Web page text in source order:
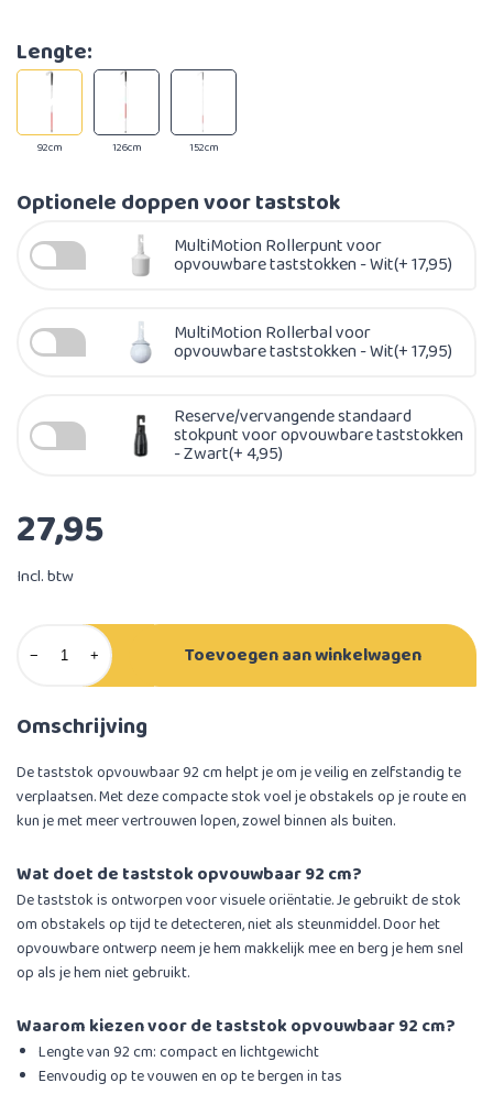
Lengte:
92cm 126cm 152cm
Optionele doppen voor taststok
MultiMotion Rollerpunt voor
opvouwbare taststokken - Wit(+ 17,95)
MultiMotion Rollerbal voor
opvouwbare taststokken - Wit(+ 17,95)
Reserve/vervangende standaard
stokpunt voor opvouwbare taststokken
- Zwart(+ 4,95)
27,95
Incl. btw
− + Toevoegen aan winkelwagen
Omschrijving
De taststok opvouwbaar 92 cm helpt je om je veilig en zelfstandig te
verplaatsen. Met deze compacte stok voel je obstakels op je route en
kun je met meer vertrouwen lopen, zowel binnen als buiten.
Wat doet de taststok opvouwbaar 92 cm?
De taststok is ontworpen voor visuele oriëntatie. Je gebruikt de stok
om obstakels op tijd te detecteren, niet als steunmiddel. Door het
opvouwbare ontwerp neem je hem makkelijk mee en berg je hem snel
op als je hem niet gebruikt.
Waarom kiezen voor de taststok opvouwbaar 92 cm?
Lengte van 92 cm: compact en lichtgewicht
Eenvoudig op te vouwen en op te bergen in tas